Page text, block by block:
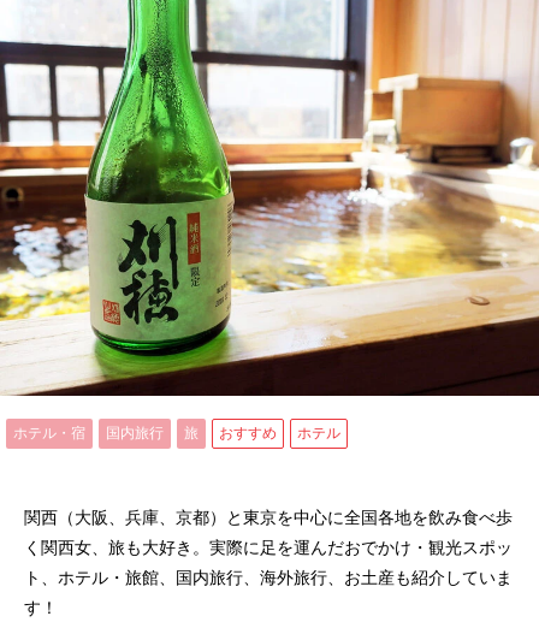
ホテル・宿 国内旅行 旅 おすすめ ホテル
関西（大阪、兵庫、京都）と東京を中心に全国各地を飲み食べ歩
く関西女、旅も大好き。実際に足を運んだおでかけ・観光スポッ
ト、ホテル・旅館、国内旅行、海外旅行、お土産も紹介していま
す！